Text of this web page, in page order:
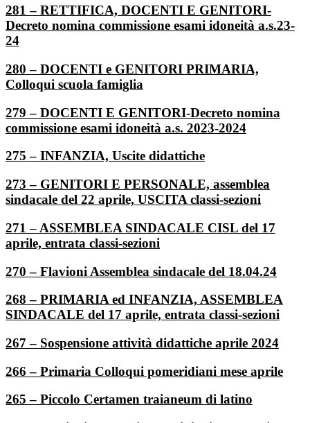
281 – RETTIFICA, DOCENTI E GENITORI-
Decreto nomina commissione esami idoneità a.s.23-
24
280 – DOCENTI e GENITORI PRIMARIA,
Colloqui scuola famiglia
279 – DOCENTI E GENITORI-Decreto nomina
commissione esami idoneità a.s. 2023-2024
275 – INFANZIA, Uscite didattiche
273 – GENITORI E PERSONALE, assemblea
sindacale del 22 aprile, USCITA classi-sezioni
271 – ASSEMBLEA SINDACALE CISL del 17
aprile, entrata classi-sezioni
270 – Flavioni Assemblea sindacale del 18.04.24
268 – PRIMARIA ed INFANZIA, ASSEMBLEA
SINDACALE del 17 aprile, entrata classi-sezioni
267 – Sospensione attività didattiche aprile 2024
266 – Primaria Colloqui pomeridiani mese aprile
265 – Piccolo Certamen traianeum di latino